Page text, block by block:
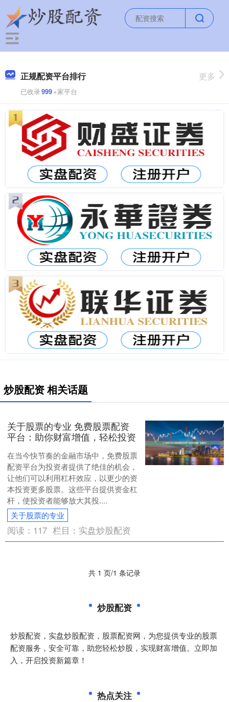
正规配资平台排行
已收录999+家平台
更多
炒股配资 相关话题
关于股票的专业 免费股票配资
平台：助你财富增值，轻松投资
在当今快节奏的金融市场中，免费股票
配资平台为投资者提供了绝佳的机会，
让他们可以利用杠杆效应，以更少的资
本投资更多股票。这些平台提供资金杠
杆，使投资者能够放大其投....
关于股票的专业
阅读： 117 栏目： 实盘炒股配资
共 1 页/1 条记录
炒股配资
炒股配资，实盘炒股配资，股票配资网，为您提供专业的股票
配资服务，安全可靠，助您轻松炒股，实现财富增值。立即加
入，开启投资新篇章！
热点关注